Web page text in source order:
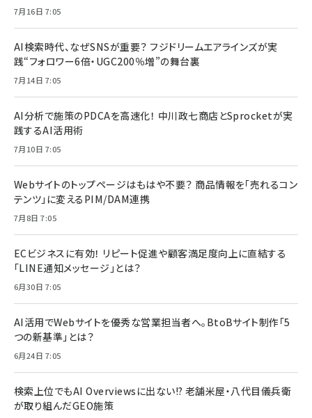
7月16日 7:05
AI検索時代、なぜSNSが重要？ フジドリームエアラインズが実
践“フォロワー6倍・UGC200％増”の舞台裏
7月14日 7:05
AI分析で施策のPDCAを高速化！ 中川政七商店とSprocketが実
践するAI活用術
7月10日 7:05
Webサイトのトップページはもはや不要？ 商品情報を「売れるコン
テンツ」に変えるPIM/DAM連携
7月8日 7:05
ECビジネスに有効！ リピート促進や顧客満足度向上に直結する
「LINE通知メッセージ」とは？
6月30日 7:05
AI活用でWebサイトを優秀な営業担当者へ。BtoBサイト制作「5
つの新基準」とは？
6月24日 7:05
検索上位でもAI Overviewsに出ない!? 老舗米屋・八代目儀兵衛
が取り組んだGEO施策